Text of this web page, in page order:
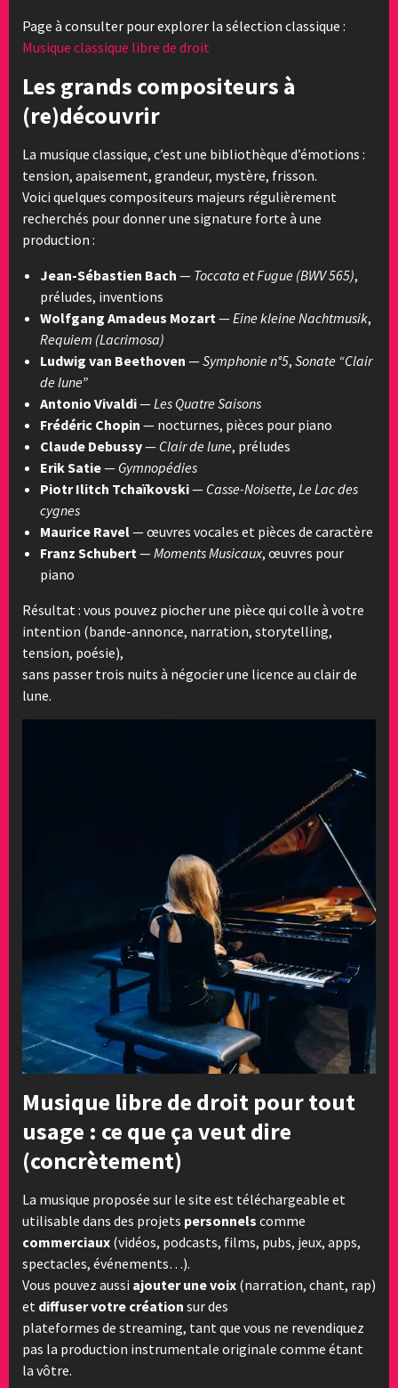
Page à consulter pour explorer la sélection classique :
Musique classique libre de droit
Les grands compositeurs à
(re)découvrir
La musique classique, c’est une bibliothèque d’émotions :
tension, apaisement, grandeur, mystère, frisson.
Voici quelques compositeurs majeurs régulièrement
recherchés pour donner une signature forte à une
production :
Jean-Sébastien Bach — Toccata et Fugue (BWV 565),
préludes, inventions
Wolfgang Amadeus Mozart —Eine kleine Nachtmusik,
Requiem (Lacrimosa)
Ludwig van Beethoven —Symphonie n°5, Sonate “Clair
de lune”
Antonio Vivaldi—Les Quatre Saisons
Frédéric Chopin — nocturnes, pièces pour piano
Claude Debussy— Clair de lune, préludes
Erik Satie— Gymnopédies
Piotr Ilitch Tchaïkovski— Casse-Noisette, Le Lac des
cygnes
Maurice Ravel— œuvres vocales et pièces de caractère
Franz Schubert —Moments Musicaux, œuvres pour
piano
Résultat : vous pouvez piocher une pièce qui colle à votre
intention (bande-annonce, narration, storytelling,
tension, poésie),
sans passer trois nuits à négocier une licence au clair de
lune.
Musique libre de droit pour tout
usage : ce que ça veut dire
(concrètement)
La musique proposée sur le site est téléchargeable et
utilisable dans des projets personnels comme
commerciaux (vidéos, podcasts, films, pubs, jeux, apps,
spectacles, événements…).
Vous pouvez aussi ajouter une voix (narration, chant, rap)
et diffuser votre création sur des
plateformes de streaming, tant que vous ne revendiquez
pas la production instrumentale originale comme étant
la vôtre.